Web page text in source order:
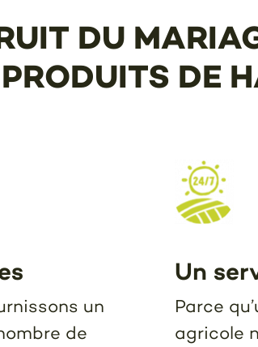
DU
DE
un
de
Un
Parce
agricole